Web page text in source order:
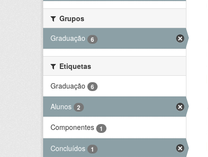
Grupos
Graduação
6
Etiquetas
Graduação
6
Alunos 2
Componentes 1
Concluídos 1